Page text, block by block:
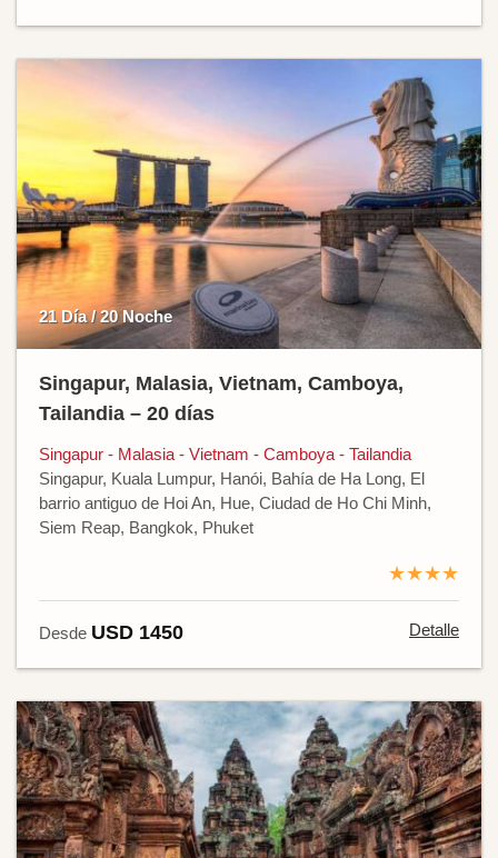
21 Día / 20 Noche
Singapur, Malasia, Vietnam, Camboya,
Tailandia – 20 días
Singapur - Malasia - Vietnam - Camboya - Tailandia
Singapur, Kuala Lumpur, Hanói, Bahía de Ha Long, El
barrio antiguo de Hoi An, Hue, Ciudad de Ho Chi Minh,
Siem Reap, Bangkok, Phuket
★★★★
Desde USD 1450 Detalle